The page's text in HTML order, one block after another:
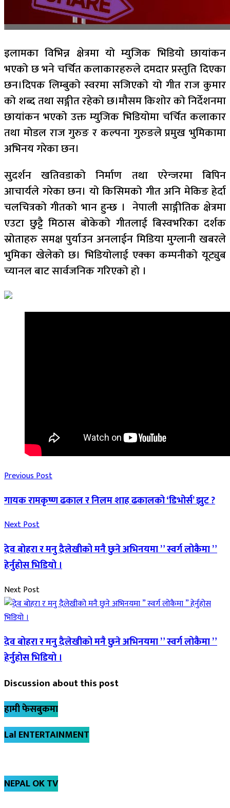
इलामका विभिन्न क्षेत्रमा यो म्युजिक भिडियो छायांकन
भएको छ भने चर्चित कलाकारहरुले दमदार प्रस्तुति दिएका
छन।दिपक लिम्बुको स्वरमा सजिएको यो गीत राज कुमार
को शब्द तथा सङ्गीत रहेको छ।मौसम किशोर को निर्देशनमा
छायांकन भएको उक्त म्युजिक भिडियोमा चर्चित कलाकार
तथा मोडल राज गुरुङ र कल्पना गुरुङले प्रमुख भुमिकामा
अभिनय गरेका छन।
सुदर्शन खतिवडाको निर्माण तथा एरेन्जरमा बिपिन
आचार्यले गरेका छन। यो किसिमको गीत अनि मेकिङ हेर्दा
चलचित्रको गीतको भान हुन्छ । नेपाली साङ्गीतिक क्षेत्रमा
एउटा छुट्टै मिठास बोकेको गीतलाई बिस्वभरिका दर्शक
स्रोताहरु समक्ष पुर्याउन अनलाईन मिडिया मुग्लानी खबरले
भुमिका खेलेको छ। भिडियोलाई एक्का कम्पनीको यूट्युब
च्यानल बाट सार्वजनिक गरिएको हो ।
Previous Post
गायक रामकृष्ण ढकाल र निलम शाह ढकालको ‘डिभोर्स’ झुट ?
Next Post
देव बोहरा र मनु दैलेखीको मनै छुने अभिनयमा ” स्वर्ग लोकैमा ”
हेर्नुहोस भिडियो ।
Next Post
देव बोहरा र मनु दैलेखीको मनै छुने अभिनयमा ” स्वर्ग लोकैमा ”
हेर्नुहोस भिडियो ।
Discussion about this post
हामी फेसबुकमा
Lal ENTERTAINMENT
NEPAL OK TV